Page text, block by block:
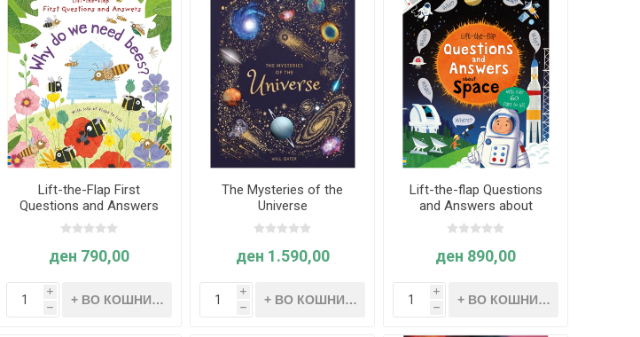
Lift-the-Flap First
Questions and Answers
Why do we need bees?
(Age 4+)
ден 790,00
i
h
The Mysteries of the
Universe
ден 1.590,00
i
h
Lift-the-flap Questions
and Answers about
Space
ден 890,00
i
h